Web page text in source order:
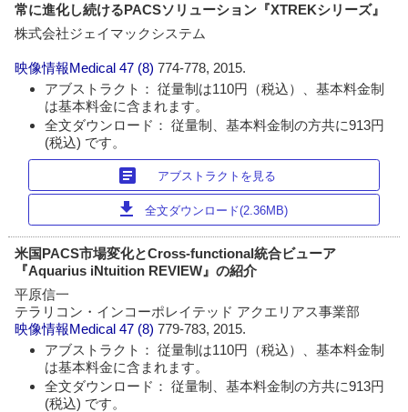
常に進化し続けるPACSソリューション『XTREKシリーズ』
株式会社ジェイマックシステム
映像情報Medical 47 (8)774-778, 2015.
アブストラクト： 従量制は110円（税込）、基本料金制
は基本料金に含まれます。
全文ダウンロード： 従量制、基本料金制の方共に913円
(税込) です。
article アブストラクトを見る
download 全文ダウンロード(2.36MB)
米国PACS市場変化とCross-functional統合ビューア
『Aquarius iNtuition REVIEW』の紹介
平原信一
テラリコン・インコーポレイテッド アクエリアス事業部
映像情報Medical 47 (8)779-783, 2015.
アブストラクト： 従量制は110円（税込）、基本料金制
は基本料金に含まれます。
全文ダウンロード： 従量制、基本料金制の方共に913円
(税込) です。